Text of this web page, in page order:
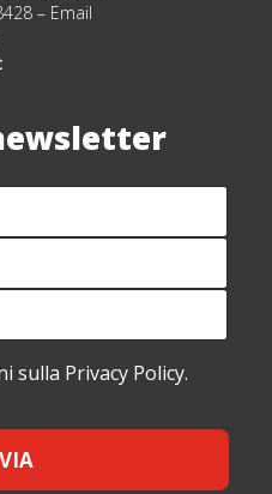
– Email
sulla Privacy Policy.